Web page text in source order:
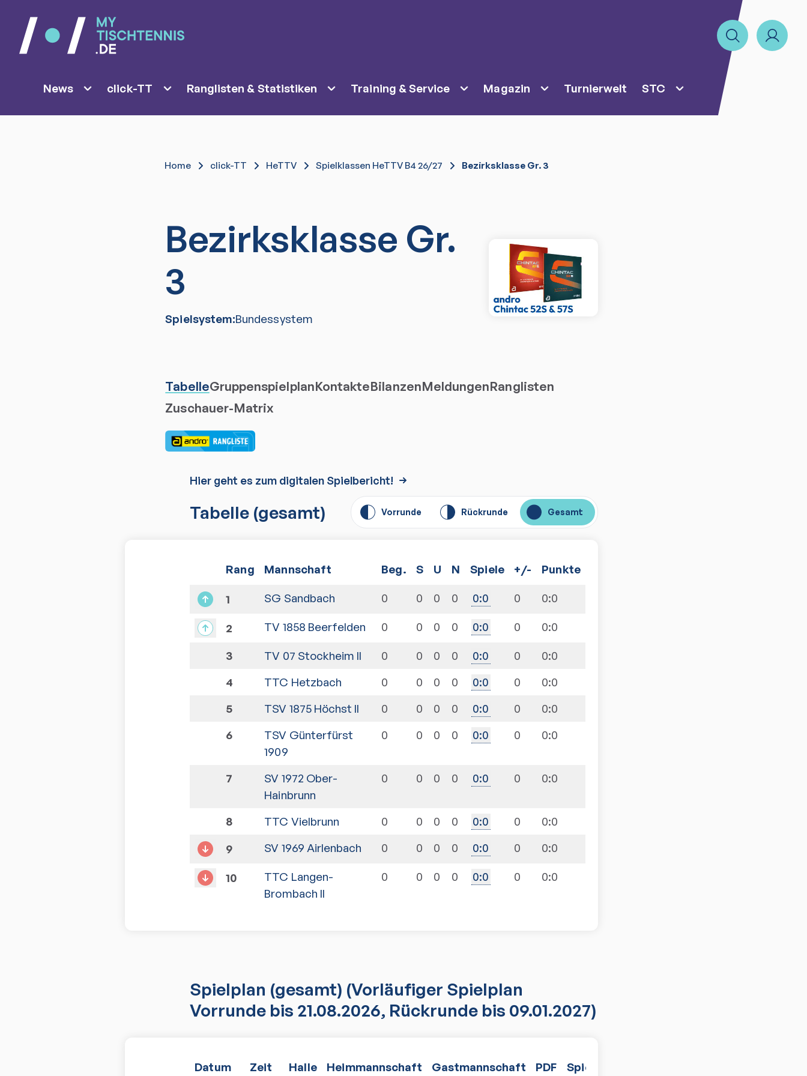
News click-TT Ranglisten & Statistiken Training & Service Magazin Turnierwelt STC
Home click-TT HeTTV Spielklassen HeTTV B4 26/27 Bezirksklasse Gr. 3
Bezirksklasse Gr.
3
Spielsystem:Bundessystem
TabelleGruppenspielplanKontakteBilanzenMeldungenRanglisten
Zuschauer-Matrix
Hier geht es zum digitalen Spielbericht!
Tabelle (gesamt) Vorrunde Rückrunde Gesamt
Rang Mannschaft Beg. S U N Spiele +/- Punkte
1 SG Sandbach 0 0 0 0 0:0 0 0:0
2 TV 1858 Beerfelden 0 0 0 0 0:0 0 0:0
3 TV 07 Stockheim II 0 0 0 0 0:0 0 0:0
4
TTC Hetzbach 0 0 0 0 0:0 0 0:0
5
TSV 1875 Höchst II 0 0 0 0 0:0 0 0:0
6
TSV Günterfürst
1909
0 0 0 0 0:0 0 0:0
7
SV 1972 Ober-
Hainbrunn
0 0 0 0 0:0 0 0:0
8 TTC Vielbrunn 0 0 0 0 0:0 0 0:0
9
SV 1969 Airlenbach 0 0 0 0 0:0 0 0:0
10
TTC Langen-
Brombach II
0 0 0 0 0:0 0 0:0
Spielplan (gesamt) (Vorläufiger Spielplan
Vorrunde bis 21.08.2026, Rückrunde bis 09.01.2027)
Datum Zeit Halle Heimmannschaft Gastmannschaft PDF Spiele